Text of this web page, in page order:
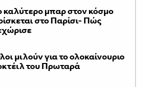
καλύτερο μπαρ στον κόσμο
στο Παρίσι- Πώς
μιλούν για το ολοκαίνουριο
του Πρωταρά